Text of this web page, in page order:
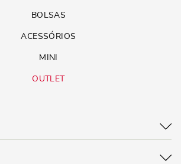
BOLSAS
ACESSÓRIOS
MINI
OUTLET